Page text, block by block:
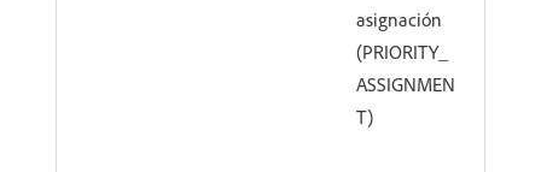
asignación
(PRIORITY_
ASSIGNMEN
T)